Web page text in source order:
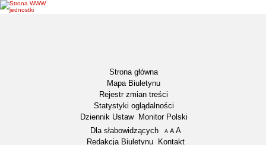
Strona główna
Mapa Biuletynu
Rejestr zmian treści
Statystyki oglądalności
Dziennik Ustaw
Monitor Polski
Menu dodatkowe
Dla słabowidzących A pomniejsz czcionkę
A standardowy rozmiar czcionki
A
Redakcja Biuletynu
Kontakt